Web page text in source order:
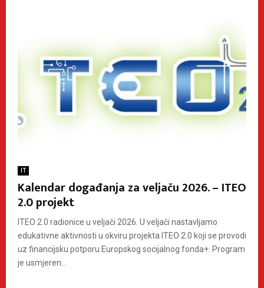
IT
Kalendar događanja za veljaču 2026. – ITEO
2.0 projekt
ITEO 2.0 radionice u veljači 2026. U veljači nastavljamo
edukativne aktivnosti u okviru projekta ITEO 2.0 koji se provodi
uz financijsku potporu Europskog socijalnog fonda+. Program
je usmjeren...